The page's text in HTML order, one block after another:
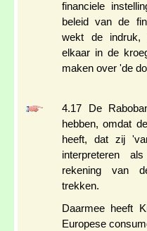
financiele
beleid van de
wekt de indruk,
elkaar in de
maken over 'de
4.17 De
hebben, omdat
heeft, dat zij
interpreteren
rekening van
trekken.
Daarmee heeft
Europese